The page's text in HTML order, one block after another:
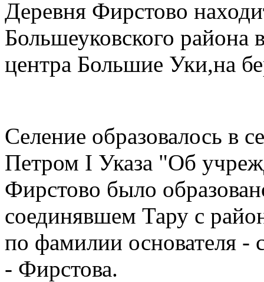
Деревня Фирстово
Большеуковского района
центра Большие Уки,на
Селение образовалось в
Петром I Указа "Об
Фирстово было
соединявшем Тару с
по фамилии основателя -
- Фирстова.